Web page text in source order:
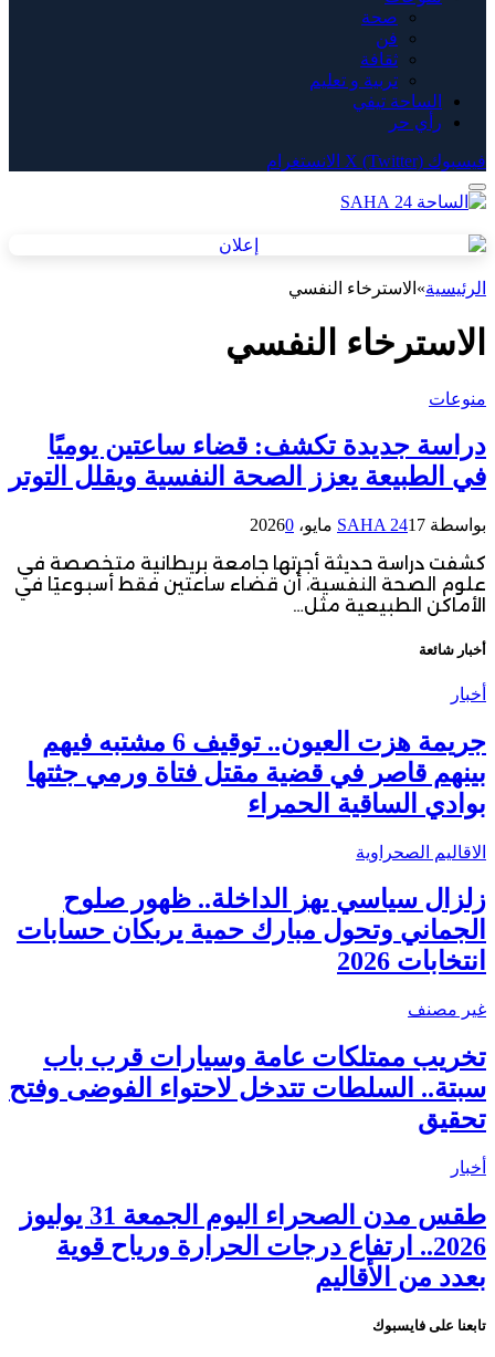
صحة
فن
ثقافة
تربية و تعليم
الساحة تيفي
رأي حر
فيسبوك X (Twitter) الانستغرام
الرئيسية» الاسترخاء النفسي
الاسترخاء النفسي
منوعات
دراسة جديدة تكشف: قضاء ساعتين يوميًا
في الطبيعة يعزز الصحة النفسية ويقلل التوتر
بواسطة SAHA 2417 مايو، 2026 0
كشفت دراسة حديثة أجرتها جامعة بريطانية متخصصة في
علوم الصحة النفسية، أن قضاء ساعتين فقط أسبوعيًا في
الأماكن الطبيعية مثل…
أخبار شائعة
أخبار
جريمة هزت العيون.. توقيف 6 مشتبه فيهم
بينهم قاصر في قضية مقتل فتاة ورمي جثتها
بوادي الساقية الحمراء
الاقاليم الصحراوية
زلزال سياسي يهز الداخلة.. ظهور صلوح
الجماني وتحول مبارك حمية يربكان حسابات
انتخابات 2026
غير مصنف
تخريب ممتلكات عامة وسيارات قرب باب
سبتة.. السلطات تتدخل لاحتواء الفوضى وفتح
تحقيق
أخبار
طقس مدن الصحراء اليوم الجمعة 31 يوليوز
2026.. ارتفاع درجات الحرارة ورياح قوية
بعدد من الأقاليم
تابعنا على فايسبوك